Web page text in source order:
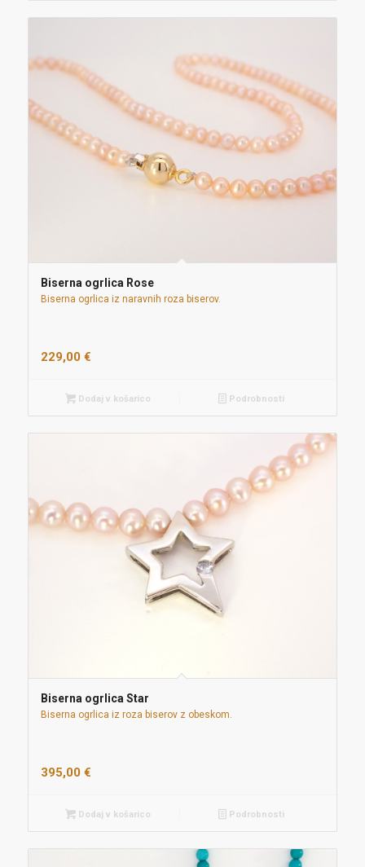
Biserna ogrlica Rose
Biserna ogrlica iz naravnih roza biserov.
229,00 €
Dodaj v košarico Podrobnosti
Biserna ogrlica Star
Biserna ogrlica iz roza biserov z obeskom.
395,00 €
Dodaj v košarico Podrobnosti